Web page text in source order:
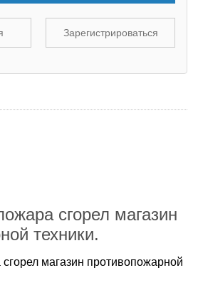
Зарегистрироваться
сгорел магазин
техники.
магазин противопожарной